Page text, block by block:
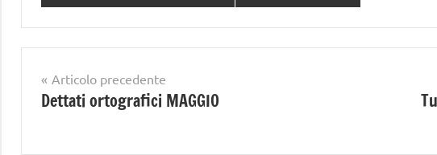
Navigazione
articoli
Articolo precedente
Dettati ortografici MAGGIO